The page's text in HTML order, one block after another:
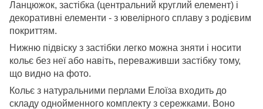
Ланцюжок, застібка (центральний круглий елемент) і
декоративні елементи - з ювелірного сплаву з родієвим
покриттям.
Нижню підвіску з застібки легко можна зняти і носити
кольє без неї або навіть, переваживши застібку тому,
що видно на фото.
Кольє з натуральними перлами Елоїза входить до
складу однойменного комплекту з сережками. Воно